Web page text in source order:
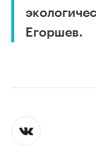
Егоршев.